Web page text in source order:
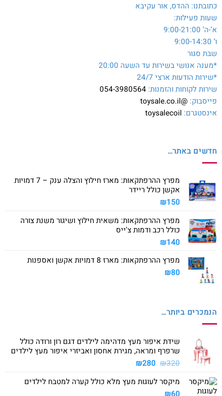
כתובתנו: ההדס, אור עקיבא
שעות פעילות:
א’-ה’ 9:00-21:00
ו’ 9:00-14:30
שבת סגור
*מענה אנושי בשירות עד השעה 20:00
*שירות הודעות ארצי 24/7
שירות לקוחות והזמנות: 054-3980564
פייסבוק: @toysale.co.il
אינסטגרם: toysalecoil
חדשים באתר…
מפרץ ההרפתקאות: מארז חילוץ והצלה ענק – 7 דמויות
אקשן כולל ריידר
₪150
מפרץ ההרפתקאות: משאית חילוץ ושיגור משנת צורה
כולל רכב ודמות צ'ייס
₪140
מפרץ ההרפתקאות: מארז 8 דמויות אקשן ואספנות
₪80
הנמכרים ביותר…
שידת איפור מעץ מדהימה לילדים דגם רון ורודה כולל
שרפרף ומראה, מגירת אחסון ואביזרי איפור מעץ לילדים
₪320
המחיר
היה:
₪280 המחיר
הוא:
מיקסר לעוגות מעץ מלא כולל קערה למטבח לילדים